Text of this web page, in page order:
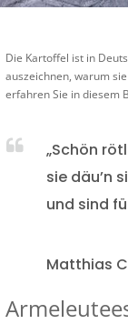
Die Kartoffel ist in
auszeichnen, warum
erfahren Sie in diesem
„Schön
sie däu’n
und sind
Matthias